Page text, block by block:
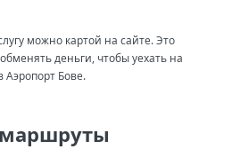
можно картой на сайте. Это
деньги, чтобы уехать на
Аэропорт Бове.